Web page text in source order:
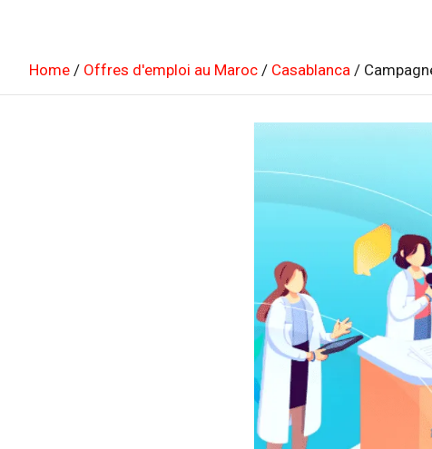
Home Offres d'emploi au Maroc Casablanca